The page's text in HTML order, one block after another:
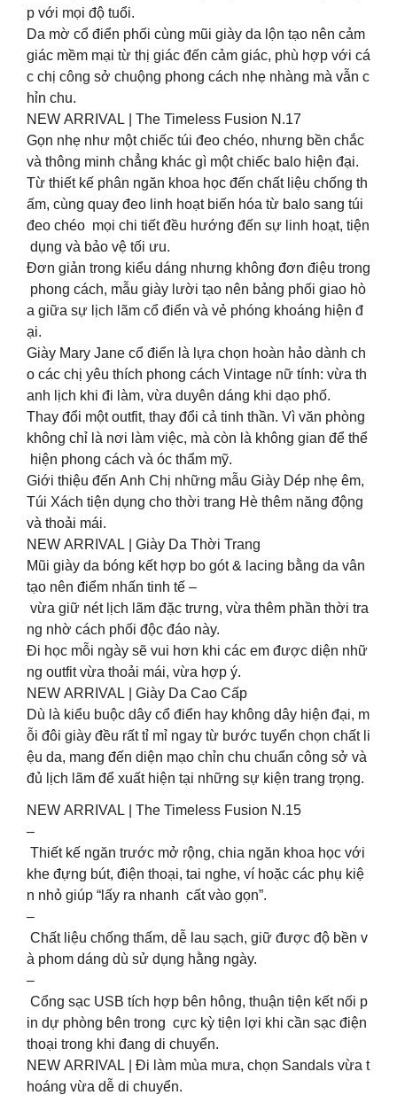
p với mọi độ tuổi.
Da mờ cổ điển phối cùng mũi giày da lộn tạo nên cảm
giác mềm mại từ thị giác đến cảm giác, phù hợp với cá
c chị công sở chuộng phong cách nhẹ nhàng mà vẫn c
hỉn chu.
NEW ARRIVAL | The Timeless Fusion N.17
Gọn nhẹ như một chiếc túi đeo chéo, nhưng bền chắc
và thông minh chẳng khác gì một chiếc balo hiện đại.
Từ thiết kế phân ngăn khoa học đến chất liệu chống th
ấm, cùng quay đeo linh hoạt biến hóa từ balo sang túi
đeo chéo mọi chi tiết đều hướng đến sự linh hoạt, tiện
dụng và bảo vệ tối ưu.
Đơn giản trong kiểu dáng nhưng không đơn điệu trong
phong cách, mẫu giày lười tạo nên bảng phối giao hò
a giữa sự lịch lãm cổ điển và vẻ phóng khoáng hiện đ
ại.
Giày Mary Jane cổ điển là lựa chọn hoàn hảo dành ch
o các chị yêu thích phong cách Vintage nữ tính: vừa th
anh lịch khi đi làm, vừa duyên dáng khi dạo phố.
Thay đổi một outfit, thay đổi cả tinh thần. Vì văn phòng
không chỉ là nơi làm việc, mà còn là không gian để thể
hiện phong cách và óc thẩm mỹ.
Giới thiệu đến Anh Chị những mẫu Giày Dép nhẹ êm,
Túi Xách tiện dụng cho thời trang Hè thêm năng động
và thoải mái.
NEW ARRIVAL | Giày Da Thời Trang
Mũi giày da bóng kết hợp bo gót & lacing bằng da vân
tạo nên điểm nhấn tinh tế –
vừa giữ nét lịch lãm đặc trưng, vừa thêm phần thời tra
ng nhờ cách phối độc đáo này.
Đi học mỗi ngày sẽ vui hơn khi các em được diện nhữ
ng outfit vừa thoải mái, vừa hợp ý.
NEW ARRIVAL | Giày Da Cao Cấp
Dù là kiểu buộc dây cổ điển hay không dây hiện đại, m
ỗi đôi giày đều rất tỉ mỉ ngay từ bước tuyển chọn chất li
ệu da, mang đến diện mạo chỉn chu chuẩn công sở và
đủ lịch lãm để xuất hiện tại những sự kiện trang trọng.
NEW ARRIVAL | The Timeless Fusion N.15
–
Thiết kế ngăn trước mở rộng, chia ngăn khoa học với
khe đựng bút, điện thoại, tai nghe, ví hoặc các phụ kiệ
n nhỏ giúp “lấy ra nhanh cất vào gọn”.
–
Chất liệu chống thấm, dễ lau sạch, giữ được độ bền v
à phom dáng dù sử dụng hằng ngày.
–
Cổng sạc USB tích hợp bên hông, thuận tiện kết nối p
in dự phòng bên trong cực kỳ tiện lợi khi cần sạc điện
thoại trong khi đang di chuyển.
NEW ARRIVAL | Đi làm mùa mưa, chọn Sandals vừa t
hoáng vừa dễ di chuyển.